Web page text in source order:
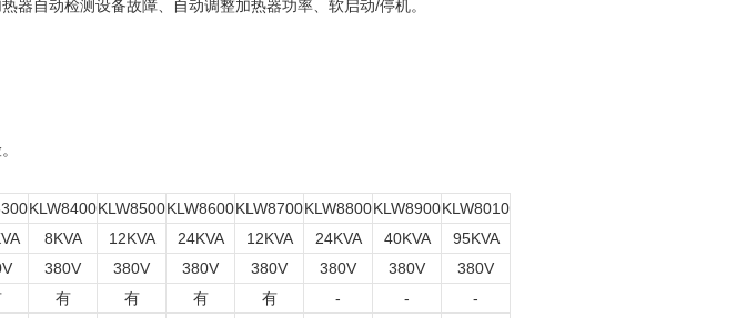
器自动检测设备故障、自动调整加热器功率、软启动/停机。
。
KLW8400KLW8500KLW8600KLW8700KLW8800KLW8900KLW8010
8KVA 12KVA 24KVA 12KVA 24KVA 40KVA
95KVA
380V 380V 380V 380V 380V 380V
380V
有 有 有 有 - -
-